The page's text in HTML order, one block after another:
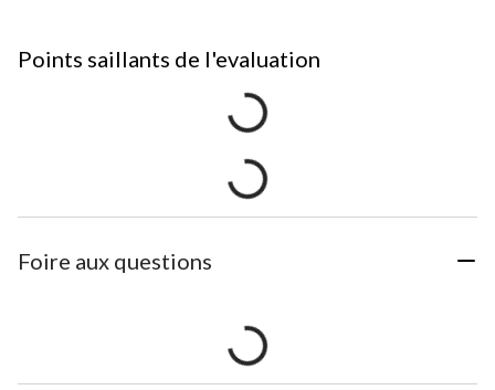
Points saillants de l'evaluation
Foire aux questions